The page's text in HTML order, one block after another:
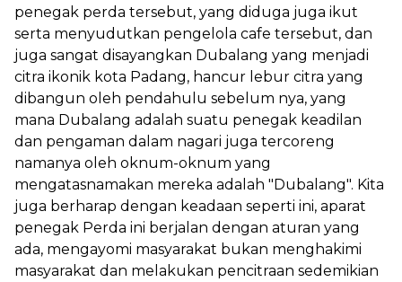
penegak perda tersebut, yang diduga juga ikut
serta menyudutkan pengelola cafe tersebut, dan
juga sangat disayangkan Dubalang yang menjadi
citra ikonik kota Padang, hancur lebur citra yang
dibangun oleh pendahulu sebelum nya, yang
mana Dubalang adalah suatu penegak keadilan
dan pengaman dalam nagari juga tercoreng
namanya oleh oknum-oknum yang
mengatasnamakan mereka adalah "Dubalang". Kita
juga berharap dengan keadaan seperti ini, aparat
penegak Perda ini berjalan dengan aturan yang
ada, mengayomi masyarakat bukan menghakimi
masyarakat dan melakukan pencitraan sedemikian